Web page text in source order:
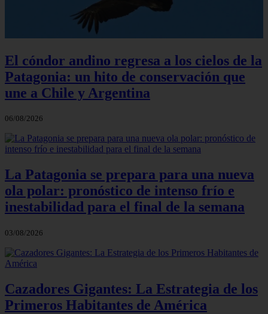
El cóndor andino regresa a los cielos de la
Patagonia: un hito de conservación que
une a Chile y Argentina
06/08/2026
La Patagonia se prepara para una nueva
ola polar: pronóstico de intenso frío e
inestabilidad para el final de la semana
03/08/2026
Cazadores Gigantes: La Estrategia de los
Primeros Habitantes de América